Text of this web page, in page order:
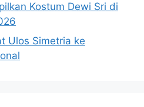
Kostum Dewi Sri di
Ulos Simetria ke